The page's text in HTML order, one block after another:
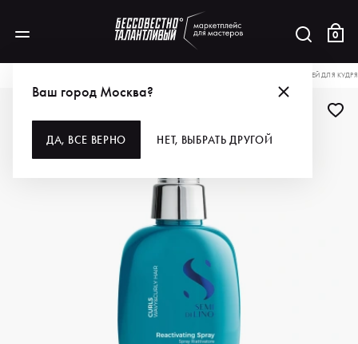
0
Ваш город Москва?
ДА, ВСЕ ВЕРНО НЕТ, ВЫБРАТЬ ДРУГОЙ
ALFAPARF MILANO PROFESSIONAL СПРЕЙ ДЛЯ